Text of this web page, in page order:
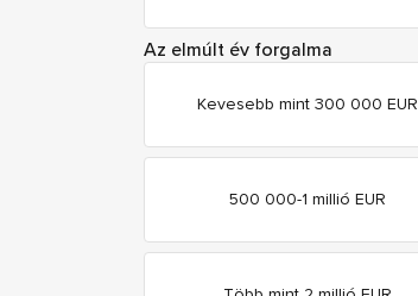
Az elmúlt év forgalma
Kevesebb mint 300 000 EUR
500 000-1 millió EUR